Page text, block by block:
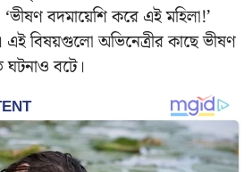
বদমায়েশি করে এই মহিলা!’
বিষয়গুলো অভিনেত্রীর কাছে ভীষণ
বটে।